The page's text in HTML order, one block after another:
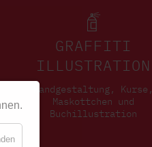
GRAFFITI
ILLUSTRATION
Wandgestaltung, Kurse,
Maskottchen und
Buchillustration